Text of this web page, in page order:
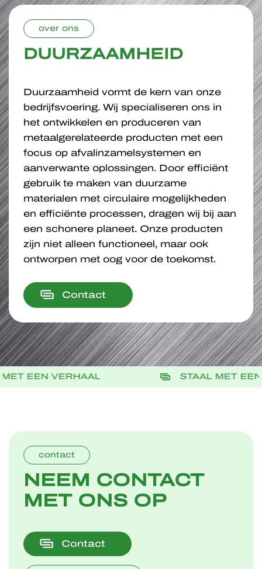
over ons
DUURZAAMHEID
Duurzaamheid vormt de kern van onze
bedrijfsvoering. Wij specialiseren ons in
het ontwikkelen en produceren van
metaalgerelateerde producten met een
focus op afvalinzamelsystemen en
aanverwante oplossingen. Door efficiënt
gebruik te maken van duurzame
materialen met circulaire mogelijkheden
en efficiënte processen, dragen wij bij aan
een schonere planeet. Onze producten
zijn niet alleen functioneel, maar ook
ontworpen met oog voor de toekomst.
Contact
STAAL MET EEN VERHAAL
contact
NEEM CONTACT
MET ONS OP
Contact